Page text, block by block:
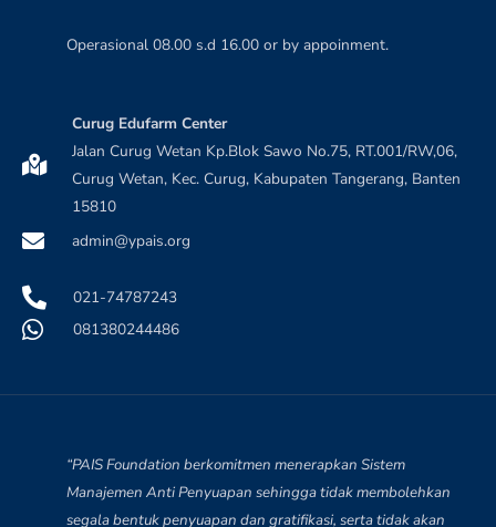
Operasional 08.00 s.d 16.00 or by appoinment.
Curug Edufarm Center
Jalan Curug Wetan Kp.Blok Sawo No.75, RT.001/RW,06,
Curug Wetan, Kec. Curug, Kabupaten Tangerang, Banten
15810
admin@ypais.org
021-74787243
081380244486
“PAIS Foundation berkomitmen menerapkan Sistem
Manajemen Anti Penyuapan sehingga tidak membolehkan
segala bentuk penyuapan dan gratifikasi, serta tidak akan